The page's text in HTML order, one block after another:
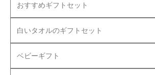
おすすめギフトセット
白いタオルのギフトセット
ベビーギフト